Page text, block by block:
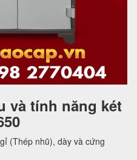
và tính năng két
(Thép nhũ), dày và cứng